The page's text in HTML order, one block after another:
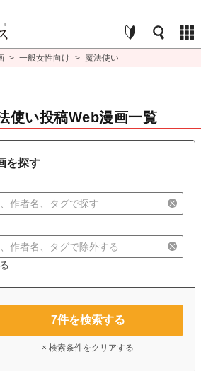
> 一般女性向け > 魔法使い
使い投稿Web漫画一覧
を探す
7件を検索する
× 検索条件をクリアする